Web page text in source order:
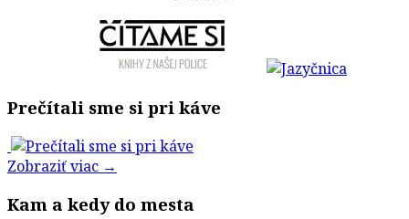
Prečítali sme si pri káve
Zobraziť viac →
Kam a kedy do mesta